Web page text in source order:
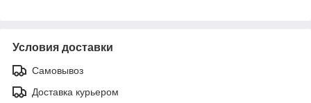
Условия доставки
Самовывоз
Доставка курьером